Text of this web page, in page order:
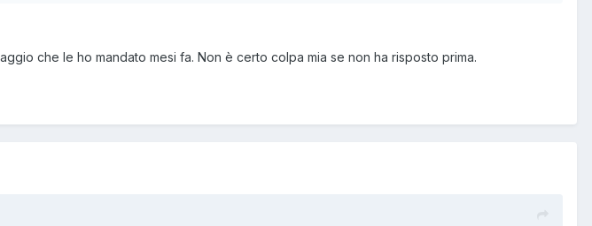
che le ho mandato mesi fa. Non è certo colpa mia se non ha risposto prima.